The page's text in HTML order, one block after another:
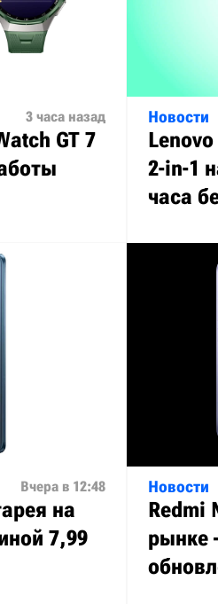
3 часа назад
GT 7
Новости
2-in-1
часа
Вчера в 12:48
на
7,99
Новости
Redmi
рынке